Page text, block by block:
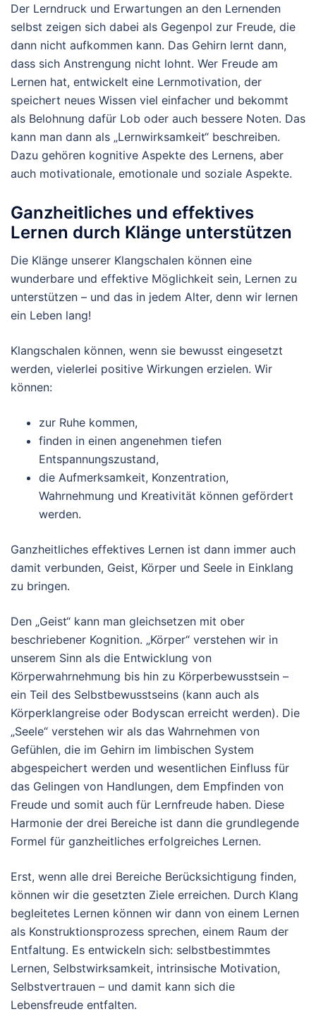
Der Lerndruck und Erwartungen an den Lernenden
selbst zeigen sich dabei als Gegenpol zur Freude, die
dann nicht aufkommen kann. Das Gehirn lernt dann,
dass sich Anstrengung nicht lohnt. Wer Freude am
Lernen hat, entwickelt eine Lernmotivation, der
speichert neues Wissen viel einfacher und bekommt
als Belohnung dafür Lob oder auch bessere Noten. Das
kann man dann als „Lernwirksamkeit“ beschreiben.
Dazu gehören kognitive Aspekte des Lernens, aber
auch motivationale, emotionale und soziale Aspekte.
Ganzheitliches und effektives
Lernen durch Klänge unterstützen
Die Klänge unserer Klangschalen können eine
wunderbare und effektive Möglichkeit sein, Lernen zu
unterstützen – und das in jedem Alter, denn wir lernen
ein Leben lang!
Klangschalen können, wenn sie bewusst eingesetzt
werden, vielerlei positive Wirkungen erzielen. Wir
können:
zur Ruhe kommen,
finden in einen angenehmen tiefen
Entspannungszustand,
die Aufmerksamkeit, Konzentration,
Wahrnehmung und Kreativität können gefördert
werden.
Ganzheitliches effektives Lernen ist dann immer auch
damit verbunden, Geist, Körper und Seele in Einklang
zu bringen.
Den „Geist“ kann man gleichsetzen mit ober
beschriebener Kognition. „Körper“ verstehen wir in
unserem Sinn als die Entwicklung von
Körperwahrnehmung bis hin zu Körperbewusstsein –
ein Teil des Selbstbewusstseins (kann auch als
Körperklangreise oder Bodyscan erreicht werden). Die
„Seele“ verstehen wir als das Wahrnehmen von
Gefühlen, die im Gehirn im limbischen System
abgespeichert werden und wesentlichen Einfluss für
das Gelingen von Handlungen, dem Empfinden von
Freude und somit auch für Lernfreude haben. Diese
Harmonie der drei Bereiche ist dann die grundlegende
Formel für ganzheitliches erfolgreiches Lernen.
Erst, wenn alle drei Bereiche Berücksichtigung finden,
können wir die gesetzten Ziele erreichen. Durch Klang
begleitetes Lernen können wir dann von einem Lernen
als Konstruktionsprozess sprechen, einem Raum der
Entfaltung. Es entwickeln sich: selbstbestimmtes
Lernen, Selbstwirksamkeit, intrinsische Motivation,
Selbstvertrauen – und damit kann sich die
Lebensfreude entfalten.